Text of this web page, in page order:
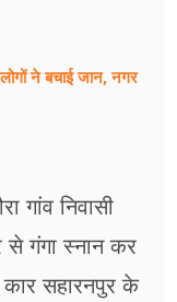
ने बचाई जान, नगर
गांव निवासी
से गंगा स्नान कर
सहारनपुर के